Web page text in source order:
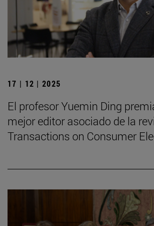
17 | 12 | 2025
El profesor Yuemin Ding
mejor editor asociado de la
Transactions on Consumer